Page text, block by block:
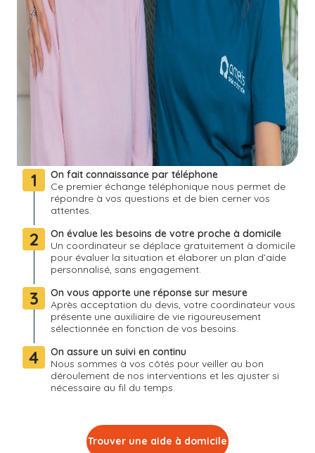
1
On fait connaissance par téléphone
Ce premier échange téléphonique nous permet de
répondre à vos questions et de bien cerner vos
attentes.
2
On évalue les besoins de votre proche à domicile
Un coordinateur se déplace gratuitement à domicile
pour évaluer la situation et élaborer un plan d’aide
personnalisé, sans engagement.
3
On vous apporte une réponse sur mesure
Après acceptation du devis, votre coordinateur vous
présente une auxiliaire de vie rigoureusement
sélectionnée en fonction de vos besoins.
4
On assure un suivi en continu
Nous sommes à vos côtés pour veiller au bon
déroulement de nos interventions et les ajuster si
nécessaire au fil du temps.
Trouver une aide à domicile